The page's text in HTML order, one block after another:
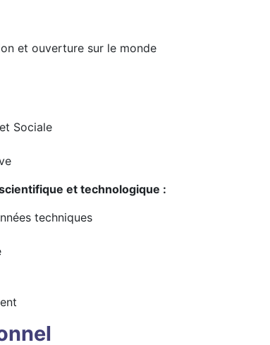
et ouverture sur le monde
Sociale
et technologique :
techniques